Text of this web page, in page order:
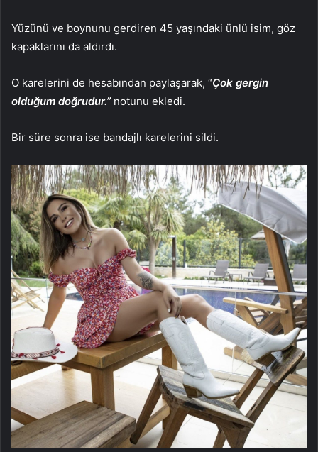
Yüzünü ve boynunu gerdiren 45 yaşındaki ünlü isim, göz
kapaklarını da aldırdı.
O karelerini de hesabından paylaşarak, “Çok gergin
olduğum doğrudur.”notunu ekledi.
Bir süre sonra ise bandajlı karelerini sildi.